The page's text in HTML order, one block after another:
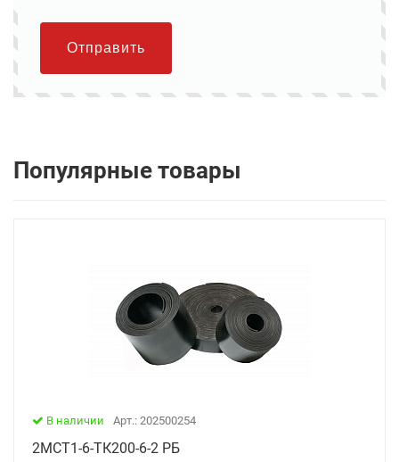
Отправить
Популярные товары
В наличии Арт.: 202500254
2МСТ1-6-ТК200-6-2 РБ